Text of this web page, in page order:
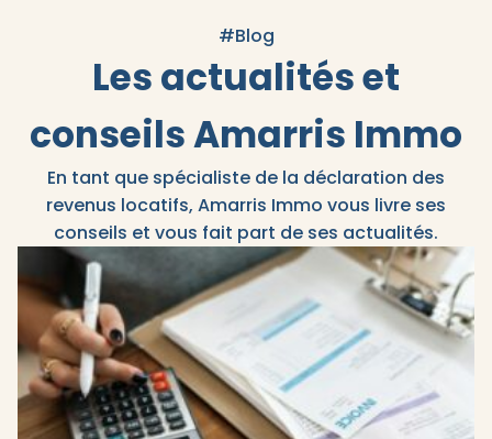
#Blog
Les actualités et
conseils Amarris Immo
En tant que spécialiste de la déclaration des
revenus locatifs, Amarris Immo vous livre ses
conseils et vous fait part de ses actualités.